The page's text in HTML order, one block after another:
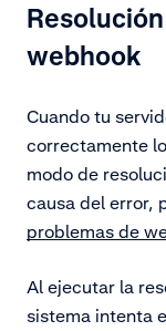
webhook
Cuando tu
correctamente
modo de
causa del error,
problemas de
Al ejecutar la
sistema intenta